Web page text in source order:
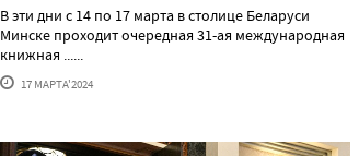
В эти дни с 14 по 17 марта в столице Беларуси
Минске проходит очередная 31-ая международная
книжная ......
17 МАРТА'2024